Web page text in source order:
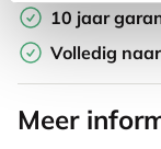
10 jaar
Volledig
Meer